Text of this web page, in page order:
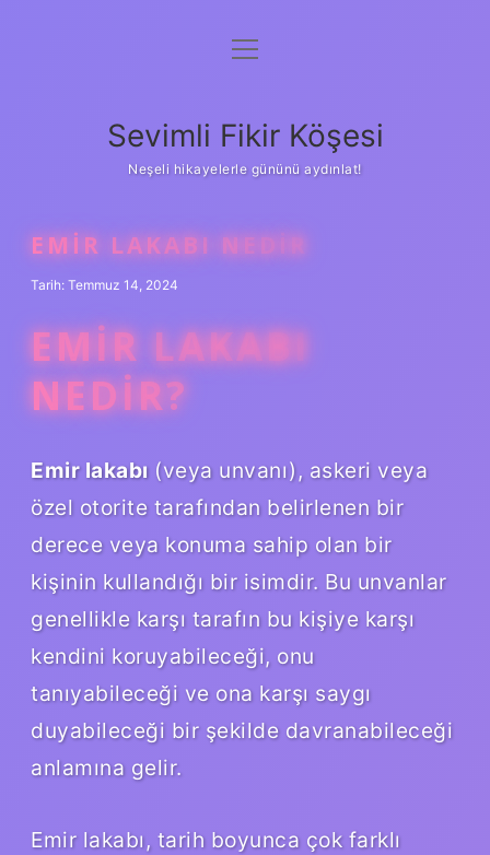
Anasayfa
Yasal Uyarı
menüyü
Sevimli Fikir Köşesi
Neşeli hikayelerle gününü aydınlat!
EMIR LAKABI NEDIR
Tarih: Temmuz 14, 2024
EMIR LAKABI
NEDIR?
Emir lakabı(veya unvanı), askeri veya
özel otorite tarafından belirlenen bir
derece veya konuma sahip olan bir
kişinin kullandığı bir isimdir. Bu unvanlar
genellikle karşı tarafın bu kişiye karşı
kendini koruyabileceği, onu
tanıyabileceği ve ona karşı saygı
duyabileceği bir şekilde davranabileceği
anlamına gelir.
Emir lakabı, tarih boyunca çok farklı